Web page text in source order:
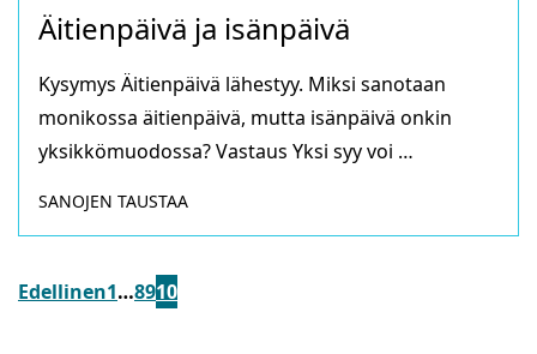
Äitienpäivä ja isänpäivä
Kysymys Äitienpäivä lähestyy. Miksi sanotaan
monikossa äitienpäivä, mutta isänpäivä onkin
yksikkömuodossa? Vastaus Yksi syy voi …
SANOJEN TAUSTAA
Edellinen1…8910